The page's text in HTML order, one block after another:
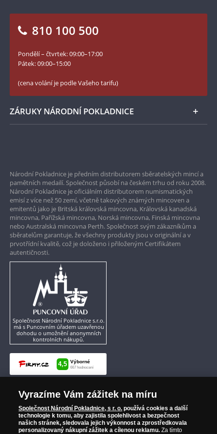
především díky mnoha baktériím, které na vrak
působí.
Numismatické novinky
Blog Pokladnice mincí
Facebook Národní Pokladnice
Twitter Národní Pokladnice
LinkedIn Národní Pokladnice
Instagram Národní Pokladnice
810 100 500
Pondělí – čtvrtek: 09:00–17:00
Pátek: 09:00–15:00
(cena volání je podle Vašeho tarifu)
ZÁRUKY NÁRODNÍ POKLADNICE
Garance nejvyšší kvality
Pouze originální produkty
Národní Pokladnice je předním distributorem sběratelských mincí a
pamětních medailí. Společnost působí na českém trhu od roku 2008.
Národní Pokladnice je oficiálním distributorem numismatických
emisí z více než 50 zemí, včetně takových známých mincoven a
emitentů jako je Britská královská mincovna, Královská kanadská
mincovna, Pařížská mincovna, Norská mincovna, Finská mincovna
nebo Australská mincovna Perth. Společnost svým zákazníkům a
sběratelům garantuje, že všechny produkty jsou v originální a v
prvotřídní kvalitě, což je doloženo i přiloženým Certifikátem
autentičnosti.
Společnost Národní Pokladnice s.r.o.
má s Puncovním úřadem uzavřenou
dohodu o umožnění anonymních
kontrolních nákupů.
Vyrazíme Vám zážitek na míru
Společnost Národní Pokladnice, s r. o. používá cookies a další
technologie k tomu, aby zajistila spolehlivost a bezpečnost
našich stránek, sledovala jejich výkonnost a zprostředkovala
personalizovaný nákupní zážitek a cílenou reklamu. Za tímto